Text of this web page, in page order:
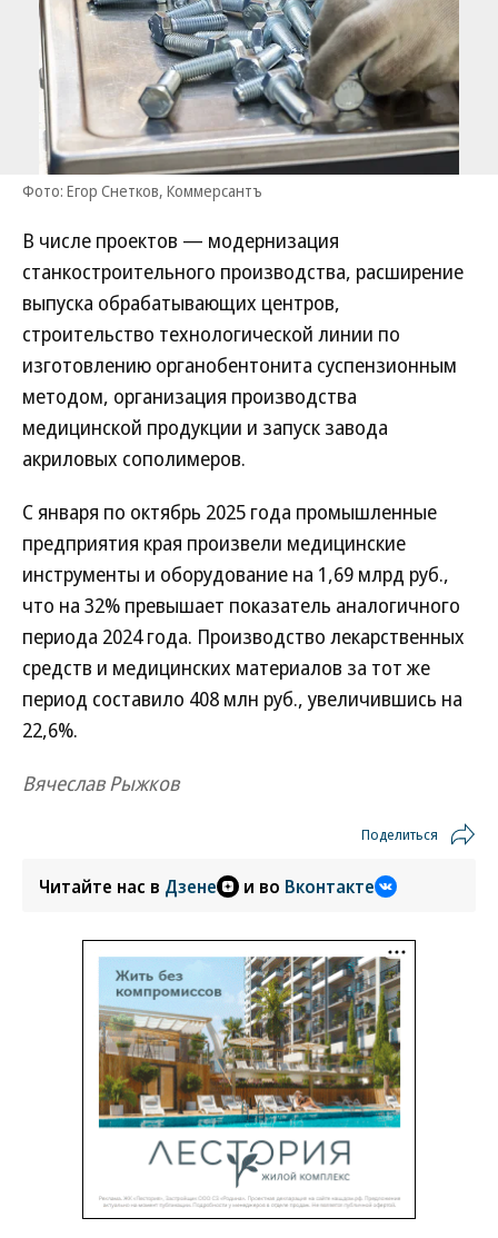
Фото: Егор Снетков, Коммерсантъ
В числе проектов — модернизация
станкостроительного производства, расширение
выпуска обрабатывающих центров,
строительство технологической линии по
изготовлению органобентонита суспензионным
методом, организация производства
медицинской продукции и запуск завода
акриловых сополимеров.
С января по октябрь 2025 года промышленные
предприятия края произвели медицинские
инструменты и оборудование на 1,69 млрд руб.,
что на 32% превышает показатель аналогичного
периода 2024 года. Производство лекарственных
средств и медицинских материалов за тот же
период составило 408 млн руб., увеличившись на
22,6%.
Вячеслав Рыжков
Поделиться
Читайте нас в Дзене и во Вконтакте